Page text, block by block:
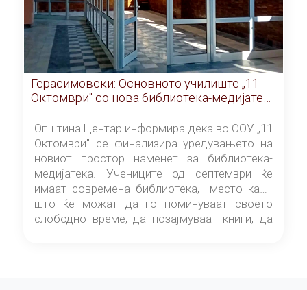
Герасимовски: Основното училиште „11
Октомври" со нова библиотека-медијатека
од септември
Општина Центар информира дека во ООУ „11
Октомври" се финализира уредувањето на
новиот простор наменет за библиотека-
медијатека. Учениците од септември ќе
имаат современа библиотека, место каде
што ќе можат да го поминуваат своето
слободно време, да позајмуваат книги, да